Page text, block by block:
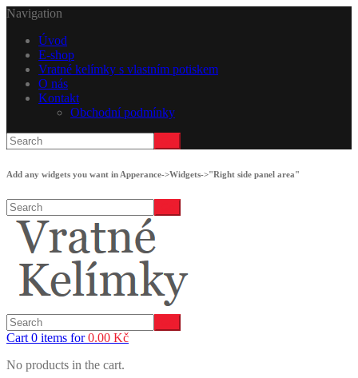
Navigation
Úvod
E-shop
Vratné kelímky s vlastním potiskem
O nás
Kontakt
Obchodní podmínky
Add any widgets you want in Apperance->Widgets->"Right side panel area"
Cart 0 items for0.00 Kč
No products in the cart.